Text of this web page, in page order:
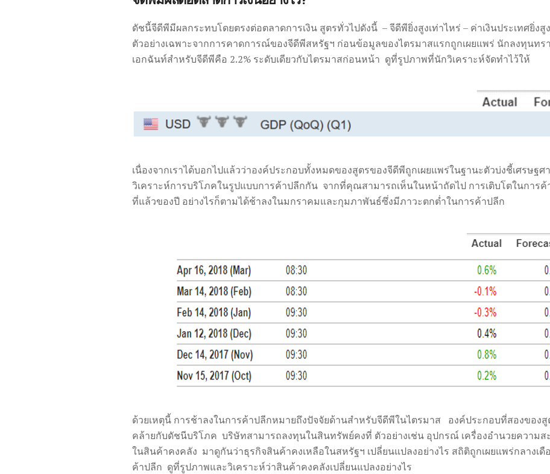
ดัชนี้จีดีพีมีผลกระทบโดยตรงต่อตลาดการเงิน สูตรทั่วไปดังนี้ – จีดีพียิ่งสูงเท่าไหร่ – ค่าเงินประเทศ
ตัวอย่างเฉพาะจากการคาดการณ์ของจีดีพีสหรัฐฯ ก่อนข้อมูลของไตรมาสแรกถูกเผยแพร่ นักลงทุนท
เอกฉันท์สำหรับจีดีพีคือ 2.2% ระดับเดียวกับไตรมาสก่อนหน้า ดูที่รูปภาพที่นักวิเคราะห์จัดทำไว้ให้
เนื่องจากเราได้บอกไปแล้วว่าองค์ประกอบทั้งหมดของสูตรของจีดีพีถูกเผยแพร่ในฐานะตัวบ่งชี้เศรษฐ
วิเคราะห์การบริโภคในรูปแบบการค้าปลีกกัน จากที่คุณสามารถเห็นในหน้าถัดไป การเติบโตในการ
ที่แล้วของปี อย่างไรก็ตามได้ช้าลงในมกราคมและกุมภาพันธ์ซึ่งมีภาวะตกต่ำในการค้าปลีก
ด้วยเหตุนี้ การช้าลงในการค้าปลีกหมายถึงปัจจัยด้านสำหรับจีดีพีในไตรมาส องค์ประกอบที่สองของ
คล้ายกับดัชนีบริโภค บริษัทสามารถลงทุนในสินทรัพย์คงที่ ตัวอย่างเช่น อุปกรณ์ เครื่องอำนวยความ
ในสินค้าคงคลัง มาดูกันว่าธุรกิจสินค้าคงเหลือในสหรัฐฯ เปลี่ยนแปลงอย่างไร สถิติถูกเผยแพร่กลางเ
ค้าปลีก ดูที่รูปภาพและวิเคราะห์ว่าสินค้าคงคลังเปลี่ยนแปลงอย่างไร